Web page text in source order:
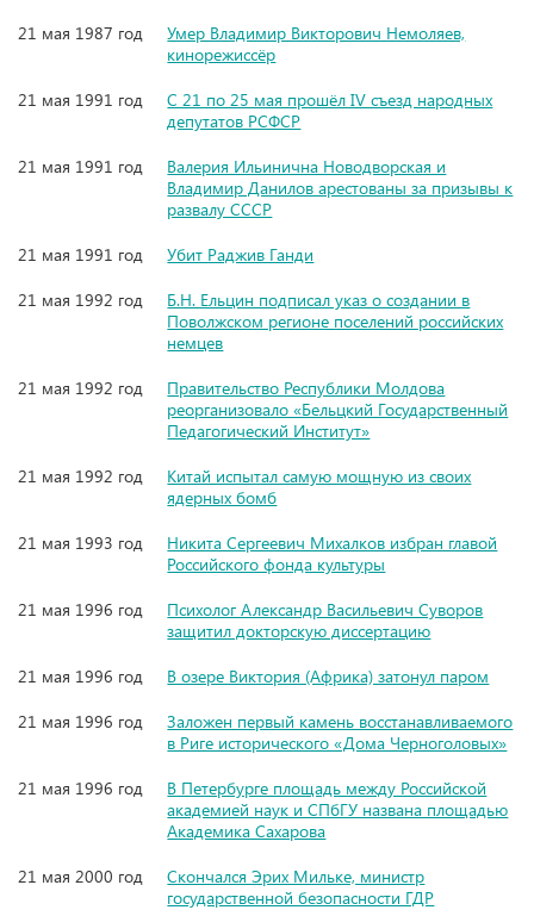
21 мая 1987 год
Умер Владимир Викторович Немоляев,
кинорежиссёр
21 мая 1991 год
С 21 по 25 мая прошёл IV съезд народных
депутатов РСФСР
21 мая 1991 год
Валерия Ильинична Новодворская и
Владимир Данилов арестованы за призывы к
развалу СССР
21 мая 1991 год
Убит Раджив Ганди
21 мая 1992 год
Б.Н. Ельцин подписал указ о создании в
Поволжском регионе поселений российских
немцев
21 мая 1992 год
Правительство Республики Молдова
реорганизовало «Бельцкий Государственный
Педагогический Институт»
21 мая 1992 год
Китай испытал самую мощную из своих
ядерных бомб
21 мая 1993 год
Никита Сергеевич Михалков избран главой
Российского фонда культуры
21 мая 1996 год
Психолог Александр Васильевич Суворов
защитил докторскую диссертацию
21 мая 1996 год
В озере Виктория (Африка) затонул паром
21 мая 1996 год
Заложен первый камень восстанавливаемого
в Риге исторического «Дома Черноголовых»
21 мая 1996 год
В Петербурге площадь между Российской
академией наук и СПбГУ названа площадью
Академика Сахарова
21 мая 2000 год
Скончался Эрих Мильке, министр
государственной безопасности ГДР